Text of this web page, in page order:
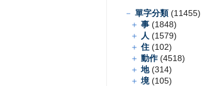
－ 單字分類 (11455)
＋ 事 (1848)
＋
人 (1579)
＋ 住 (102)
＋ 動作 (4518)
＋ 地 (314)
＋ 境 (105)